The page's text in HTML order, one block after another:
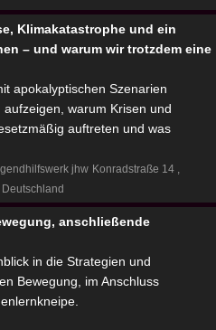
Klimakatastrophe und ein
– und warum wir trotzdem eine
apokalyptischen Szenarien
warum Krisen und
auftreten und was
jhw Konradstraße 14
Deutschland
anschließende
in die Strategien und
Bewegung, im Anschluss